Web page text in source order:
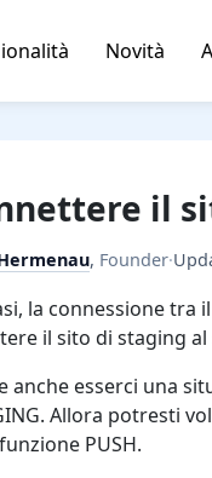
Novità
il
, Founder·
la connessione tra
il sito di staging al
anche esserci una
Allora potresti
PUSH.